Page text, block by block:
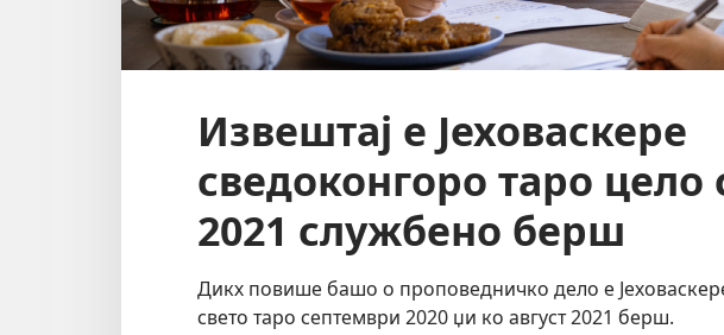
Извештај е Јеховаскере
сведоконгоро таро цело
2021 службено берш
Дикх повише башо о проповедничко дело е
свето таро септември 2020 џи ко август 2021 берш.